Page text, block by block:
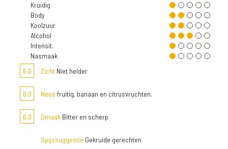
Kruidig
Body
Koolzuur
Alcohol
Intensit.
Nasmaak
6,0
Zicht Niet helder
6,0 Neus fruitig, banaan en citrusvruchten.
6,0 Smaak Bitter en scherp
Spijssuggestie Gekruide gerechten